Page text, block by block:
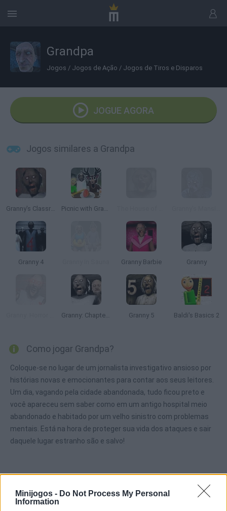
Minijogos - Do Not Process My Personal
Information
Grandpa
Jogos / Jogos de Ação / Jogos de Tiros e Disparos
JOGUE AGORA
Jogos similares a Grandpa
Granny's Classroom Nightmare Picnic with Granny
Granny 4 Granny Barbie Granny
Granny: Chapter Two Granny 5 Baldi's Basics 2
Como jogar Grandpa?
Coloque-se no lugar de um jornalista investigativo ansioso por
histórias novas e emocionantes para contar aos seus leitores.
Um dia, vagando pela cidade abandonada, tudo ficou preto e
você apareceu sem saber como em um antigo hospital meio
abandonado e habitado por um velho sinistro com problemas
mentais. Está na hora de proteger sua vida dos ataques e sair
daquele lugar estranho são e salvo!